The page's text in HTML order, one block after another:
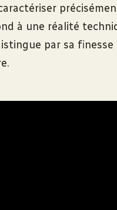
à une réalité
par sa finesse